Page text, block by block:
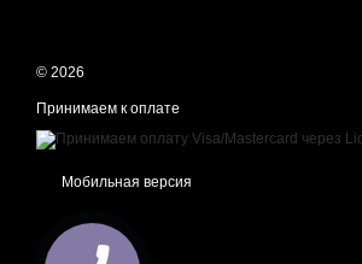
© 2026
Принимаем к оплате
Мобильная версия